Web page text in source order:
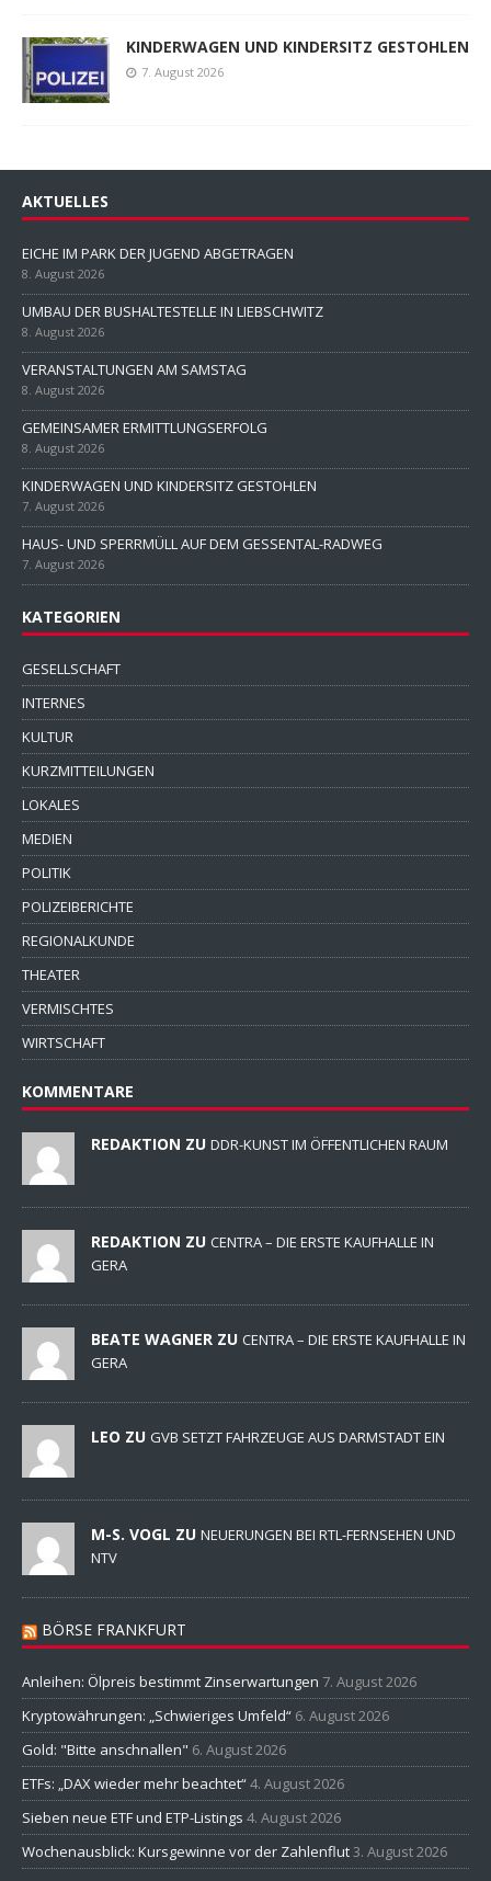
KINDERWAGEN UND KINDERSITZ GESTOHLEN
7. August 2026
AKTUELLES
EICHE IM PARK DER JUGEND ABGETRAGEN
8. August 2026
UMBAU DER BUSHALTESTELLE IN LIEBSCHWITZ
8. August 2026
VERANSTALTUNGEN AM SAMSTAG
8. August 2026
GEMEINSAMER ERMITTLUNGSERFOLG
8. August 2026
KINDERWAGEN UND KINDERSITZ GESTOHLEN
7. August 2026
HAUS- UND SPERRMÜLL AUF DEM GESSENTAL-RADWEG
7. August 2026
KATEGORIEN
GESELLSCHAFT
INTERNES
KULTUR
KURZMITTEILUNGEN
LOKALES
MEDIEN
POLITIK
POLIZEIBERICHTE
REGIONALKUNDE
THEATER
VERMISCHTES
WIRTSCHAFT
KOMMENTARE
REDAKTION ZU DDR-KUNST IM ÖFFENTLICHEN RAUM
REDAKTION ZU CENTRA – DIE ERSTE KAUFHALLE IN
GERA
BEATE WAGNER ZU CENTRA – DIE ERSTE KAUFHALLE IN
GERA
LEO ZU GVB SETZT FAHRZEUGE AUS DARMSTADT EIN
M-S. VOGL ZU NEUERUNGEN BEI RTL-FERNSEHEN UND
NTV
BÖRSE FRANKFURT
Anleihen: Ölpreis bestimmt Zinserwartungen 7. August 2026
Kryptowährungen: „Schwieriges Umfeld“ 6. August 2026
Gold: "Bitte anschnallen" 6. August 2026
ETFs: „DAX wieder mehr beachtet“4. August 2026
Sieben neue ETF und ETP-Listings 4. August 2026
Wochenausblick: Kursgewinne vor der Zahlenflut3. August 2026